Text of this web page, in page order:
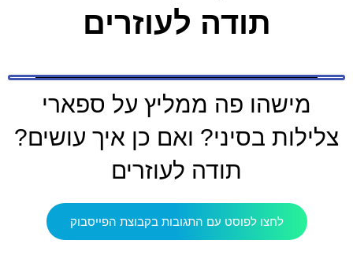
תודה לעוזרים
מישהו פה ממליץ על ספארי
צלילות בסיני? ואם כן איך עושים?
תודה לעוזרים
לחצו לפוסט עם התגובות בקבוצת הפייסבוק